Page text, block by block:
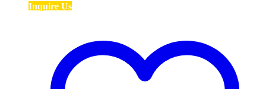
Inquire Us